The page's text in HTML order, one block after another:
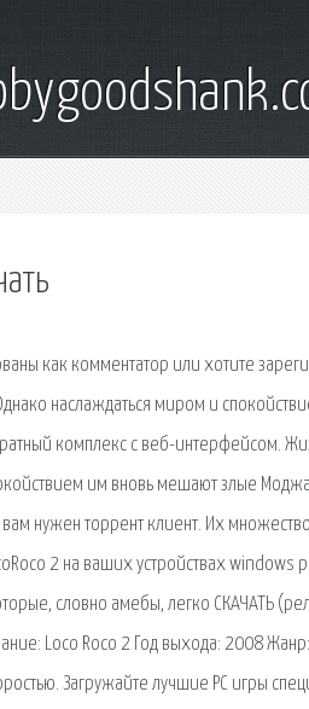
как комментатор или хотите
наслаждаться миром и
комплекс с веб-интерфейсом.
им вновь мешают злые Моджа.
, вам нужен торрент клиент. Их
2 на ваших устройствах windows
словно амебы, легко СКАЧАТЬ
Loco Roco 2 Год выхода: 2008
Загружайте лучшие PC игры